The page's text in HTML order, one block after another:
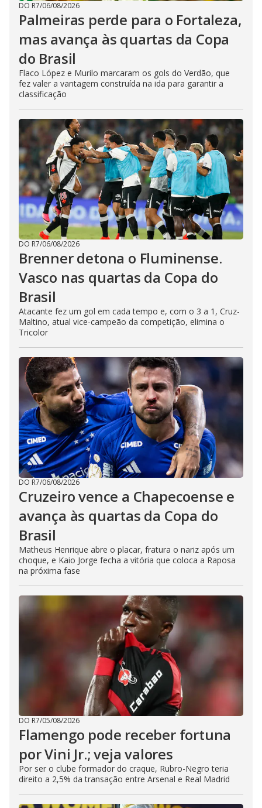
DO R7/06/08/2026
Palmeiras perde para o Fortaleza,
mas avança às quartas da Copa
do Brasil
Flaco López e Murilo marcaram os gols do Verdão, que
fez valer a vantagem construída na ida para garantir a
classificação
DO R7/06/08/2026
Brenner detona o Fluminense.
Vasco nas quartas da Copa do
Brasil
Atacante fez um gol em cada tempo e, com o 3 a 1, Cruz-
Maltino, atual vice-campeão da competição, elimina o
Tricolor
DO R7/06/08/2026
Cruzeiro vence a Chapecoense e
avança às quartas da Copa do
Brasil
Matheus Henrique abre o placar, fratura o nariz após um
choque, e Kaio Jorge fecha a vitória que coloca a Raposa
na próxima fase
DO R7/05/08/2026
Flamengo pode receber fortuna
por Vini Jr.; veja valores
Por ser o clube formador do craque, Rubro-Negro teria
direito a 2,5% da transação entre Arsenal e Real Madrid